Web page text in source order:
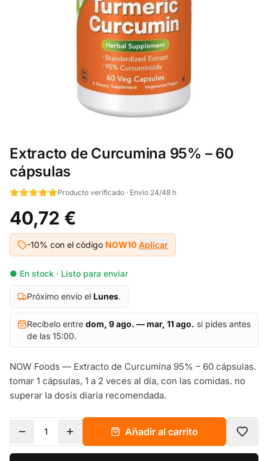
Extracto de Curcumina 95% – 60
cápsulas
Producto verificado · Envío 24/48 h
40,72 €
-10% con el código NOW10 Aplicar
● En stock · Listo para enviar
Próximo envío el Lunes.
Recíbelo entre dom, 9 ago. — mar, 11 ago. si pides antes
de las 15:00.
NOW Foods — Extracto de Curcumina 95% – 60 cápsulas.
tomar 1 cápsulas, 1 a 2 veces al día, con las comidas. no
superar la dosis diaria recomendada.
1 Añadir al carrito